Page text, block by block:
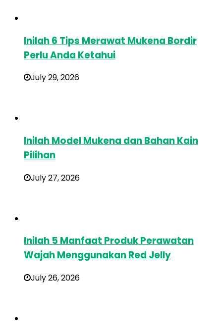
Inilah 6 Tips Merawat Mukena Bordir
Perlu Anda Ketahui
July 29, 2026
Inilah Model Mukena dan Bahan Kain
Pilihan
July 27, 2026
Inilah 5 Manfaat Produk Perawatan
Wajah Menggunakan Red Jelly
July 26, 2026